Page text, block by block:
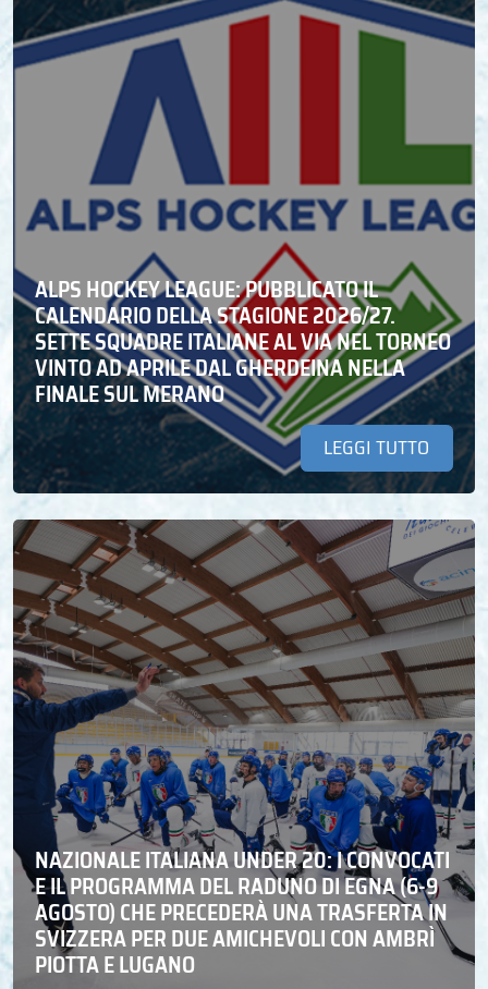
ALPS HOCKEY LEAGUE: PUBBLICATO IL
CALENDARIO DELLA STAGIONE 2026/27.
SETTE SQUADRE ITALIANE AL VIA NEL TORNEO
VINTO AD APRILE DAL GHERDEINA NELLA
FINALE SUL MERANO
LEGGI TUTTO
NAZIONALE ITALIANA UNDER 20: I CONVOCATI
E IL PROGRAMMA DEL RADUNO DI EGNA (6-9
AGOSTO) CHE PRECEDERÀ UNA TRASFERTA IN
SVIZZERA PER DUE AMICHEVOLI CON AMBRÌ
PIOTTA E LUGANO